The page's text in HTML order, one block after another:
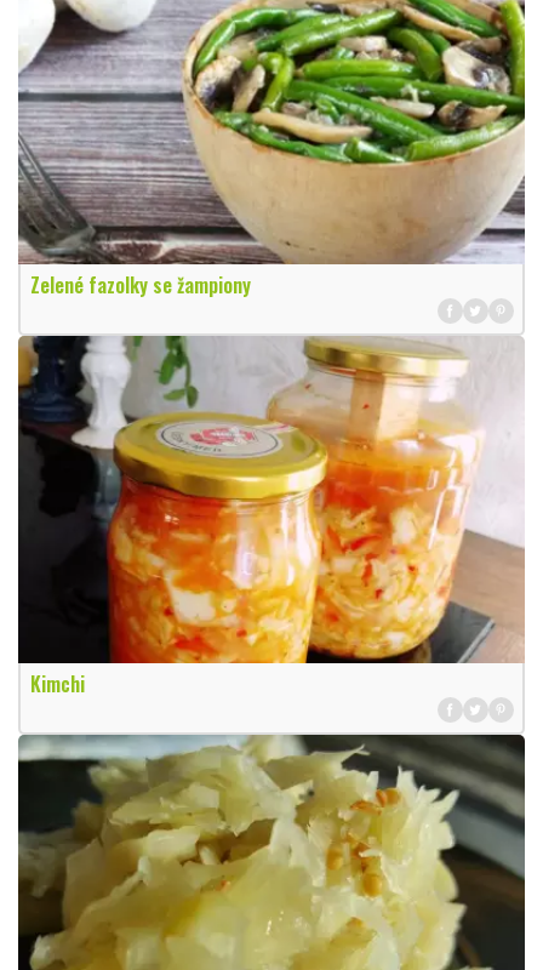
Zelené fazolky se žampiony
Kimchi